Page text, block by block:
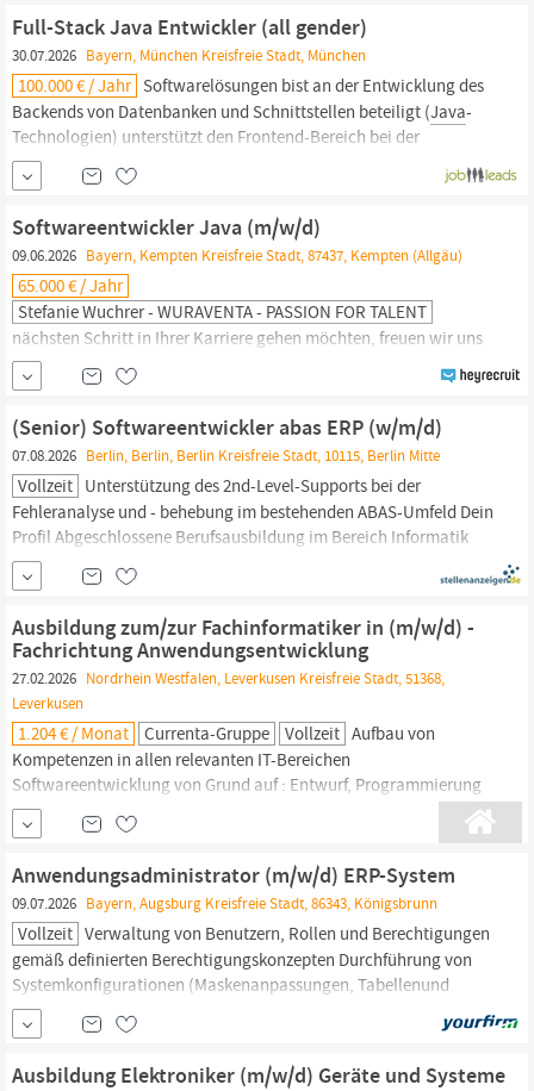
services
Full-Stack Java Entwickler (all gender)
30.07.2026 Bayern, München Kreisfreie Stadt, München
100.000 € / Jahr Softwarelösungen bist an der Entwicklung des
Backends von Datenbanken und Schnittstellen beteiligt (Java-
Technologien) unterstützt den Frontend-Bereich bei der
Erarbeitung und Umsetzung von Lösungsansätzen nimmst am
gesamten Entwicklungsprozess (Anforderungsanalyse, Design,
Implementierung, Dokumentation sowie Unit- und Integration-
Testing) teil...
Softwareentwickler Java (m/w/d)
09.06.2026 Bayern, Kempten Kreisfreie Stadt, 87437, Kempten (Allgäu)
65.000 € / Jahr
Stefanie Wuchrer - WURAVENTA - PASSION FOR TALENT
nächsten Schritt in Ihrer Karriere gehen möchten, freuen wir uns
darauf, Sie kennenzulernen. Ihr Aufgaben Als Softwareentwickler
Java
(m/w/d) arbeiten Sie an der Neu- und Weiterentwicklung
des hauseigenen Logistiksystems und gestalten aktiv die digitale
Grundlage globaler Transportprozesse. Neu- und
Weiterentwicklung des unternehmenseigenen Systems für...
(Senior) Softwareentwickler abas ERP (w/m/d)
07.08.2026 Berlin, Berlin, Berlin Kreisfreie Stadt, 10115, Berlin Mitte
Vollzeit Unterstützung des 2nd-Level-Supports bei der
Fehleranalyse und - behebung im bestehenden ABAS-Umfeld Dein
Profil Abgeschlossene Berufsausbildung im Bereich Informatik
(Fachinformatiker/in für Anwendungsentwicklung) oder Studium
im Bereich Informatik oder Wirtschaftsinformatik Einschlägige
Berufserfahrung Gute Kenntnisse in der ABAS-FO-
Programmierung Erfahrung in derJava
Ausbildung zum/zur Fachinformatiker in (m/w/d) -
Fachrichtung Anwendungsentwicklung
27.02.2026 Nordrhein Westfalen, Leverkusen Kreisfreie Stadt, 51368,
Leverkusen
1.204 € / Monat Currenta-Gruppe Vollzeit Aufbau von
Kompetenzen in allen relevanten IT-Bereichen
Softwareentwicklung von Grund auf : Entwurf, Programmierung
und Optimierung praxisnaher Anwendungen
Anforderungsanalyse : Austausch mit Fachabteilungen,
Verständnis von Prozessen und Entwicklung passender IT-
Lösungen Programmiersprachen & Tools : Umgang mit modernen
Sprachen (z. B.Java, C#,...
Anwendungsadministrator (m/w/d) ERP-System
09.07.2026 Bayern, Augsburg Kreisfreie Stadt, 86343, Königsbrunn
Vollzeit Verwaltung von Benutzern, Rollen und Berechtigungen
gemäß definierten Berechtigungskonzepten Durchführung von
Systemkonfigurationen (Maskenanpassungen, Tabellenund
Parameterpflege) Entwicklung funktionaler Erweiterungen
mittels
Java Erstellung und Auswertung SQL-basierter Abfragen
zur Fehleranalyse, Datenvalidierung und
Ausbildung Elektroniker (m/w/d) Geräte und Systeme